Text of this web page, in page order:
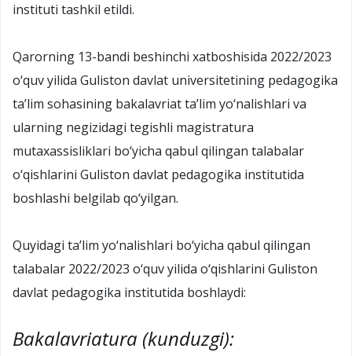
instituti tashkil etildi.
Qarorning 13-bandi beshinchi xatboshisida 2022/2023
o‘quv yilida Guliston davlat universitetining pedagogika
ta’lim sohasining bakalavriat ta’lim yo‘nalishlari va
ularning negizidagi tegishli magistratura
mutaxassisliklari bo‘yicha qabul qilingan talabalar
o‘qishlarini Guliston davlat pedagogika institutida
boshlashi belgilab qo‘yilgan.
Quyidagi ta’lim yo‘nalishlari bo‘yicha qabul qilingan
talabalar 2022/2023 o‘quv yilida o‘qishlarini Guliston
davlat pedagogika institutida boshlaydi:
Bakalavriatura (kunduzgi):